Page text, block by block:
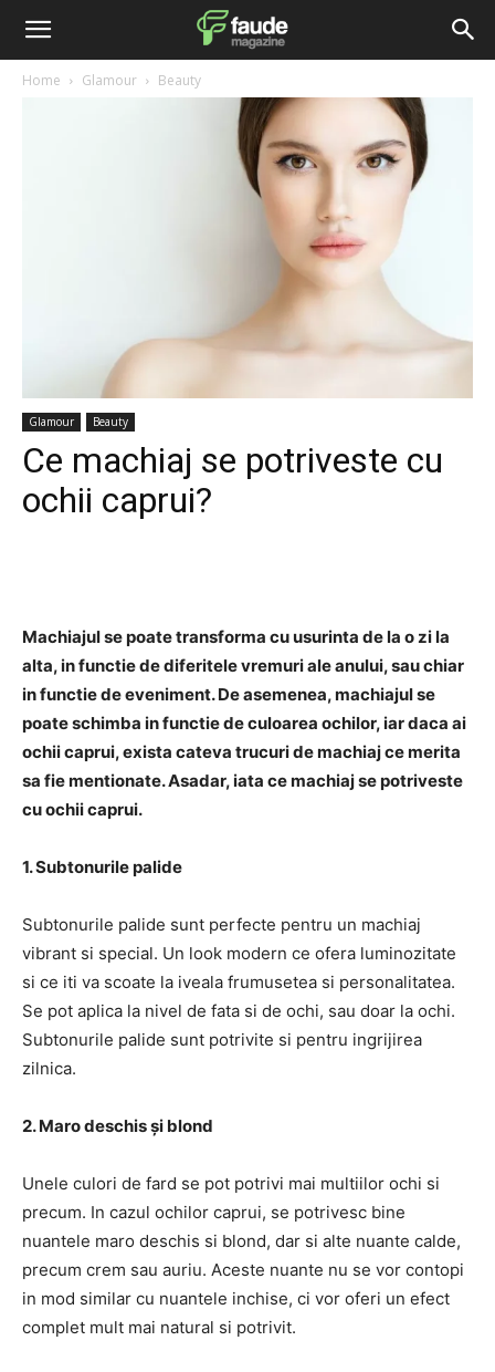
Home Glamour Beauty
Glamour Beauty
Ce machiaj se potriveste cu
ochii caprui?
Machiajul se poate transforma cu usurinta de la o zi la
alta, in functie de diferitele vremuri ale anului, sau chiar
in functie de eveniment. De asemenea, machiajul se
poate schimba in functie de culoarea ochilor, iar daca ai
ochii caprui, exista cateva trucuri de machiaj ce merita
sa fie mentionate. Asadar, iata ce machiaj se potriveste
cu ochii caprui.
1. Subtonurile palide
Subtonurile palide sunt perfecte pentru un machiaj
vibrant si special. Un look modern ce ofera luminozitate
si ce iti va scoate la iveala frumusetea si personalitatea.
Se pot aplica la nivel de fata si de ochi, sau doar la ochi.
Subtonurile palide sunt potrivite si pentru ingrijirea
zilnica.
2. Maro deschis și blond
Unele culori de fard se pot potrivi mai multiilor ochi si
precum. In cazul ochilor caprui, se potrivesc bine
nuantele maro deschis si blond, dar si alte nuante calde,
precum crem sau auriu. Aceste nuante nu se vor contopi
in mod similar cu nuantele inchise, ci vor oferi un efect
complet mult mai natural si potrivit.